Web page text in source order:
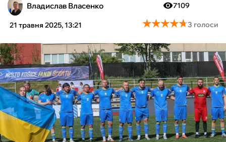
ТЕНІС
КІБЕРСПОРТ
ЧС-2026
ФУТЗАЛ
ІНШІ
Владислав Власенко
21 травня 2025, 13:21
7109
★★★★★
★★★★★3 голоси